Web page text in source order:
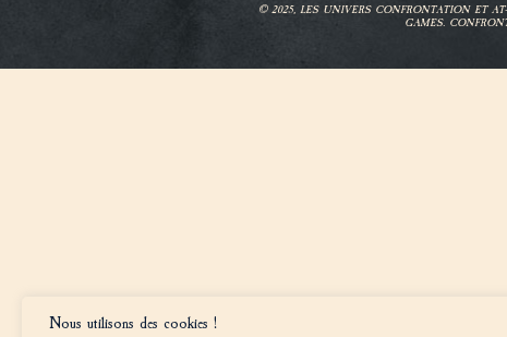
© 2025, LES UNIVERS CONFRONTATION ET
GAMES.
Nous utilisons des cookies !